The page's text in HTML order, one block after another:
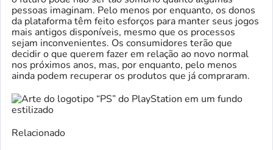
pessoas imaginam. Pelo menos por enquanto, os donos
da plataforma têm feito esforços para manter seus jogos
mais antigos disponíveis, mesmo que os processos
sejam inconvenientes. Os consumidores terão que
decidir o que querem fazer em relação ao novo normal
nos próximos anos, mas, por enquanto, pelo menos
ainda podem recuperar os produtos que já compraram.
Relacionado